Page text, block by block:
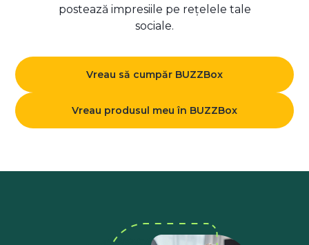
postează impresiile pe rețelele tale
sociale.
Vreau să cumpăr BUZZBox
Vreau produsul meu în BUZZBox